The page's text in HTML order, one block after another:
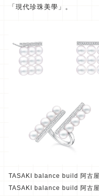
「 現代珍珠美學」。
TASAKI balance build 阿古
TASAKI balance build 阿古